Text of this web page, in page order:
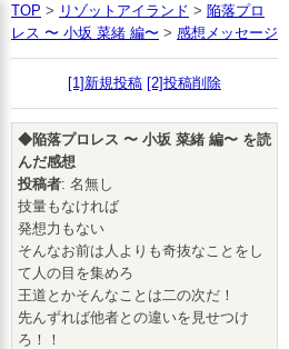
TOP > リゾットアイランド > 陥落プロ
レス 〜 小坂 菜緒 編〜 > 感想メッセージ
[1]新規投稿 [2]投稿削除
◆陥落プロレス 〜 小坂 菜緒 編〜 を読
んだ感想
投稿者: 名無し
技量もなければ
発想力もない
そんなお前は人よりも奇抜なことをし
て人の目を集めろ
王道とかそんなことは二の次だ！
先んずれば他者との違いを見せつけ
ろ！！